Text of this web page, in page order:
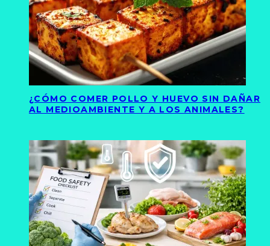
¿CÓMO COMER POLLO Y HUEVO SIN DAÑAR
AL MEDIOAMBIENTE Y A LOS ANIMALES?